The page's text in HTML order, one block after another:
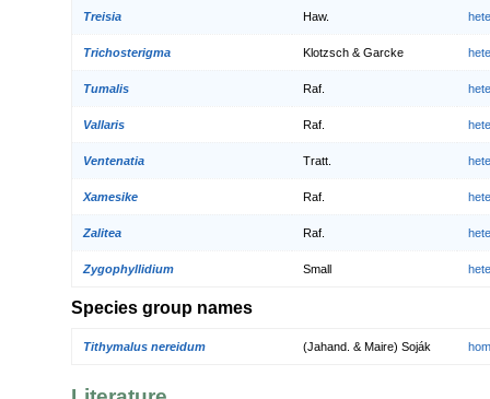
Treisia Haw.
Trichosterigma Klotzsch & Garcke
Tumalis Raf.
Vallaris Raf.
Ventenatia Tratt.
Xamesike Raf.
Zalitea Raf.
Zygophyllidium Small
Species group names
Tithymalus nereidum (Jahand. & Maire) Soják